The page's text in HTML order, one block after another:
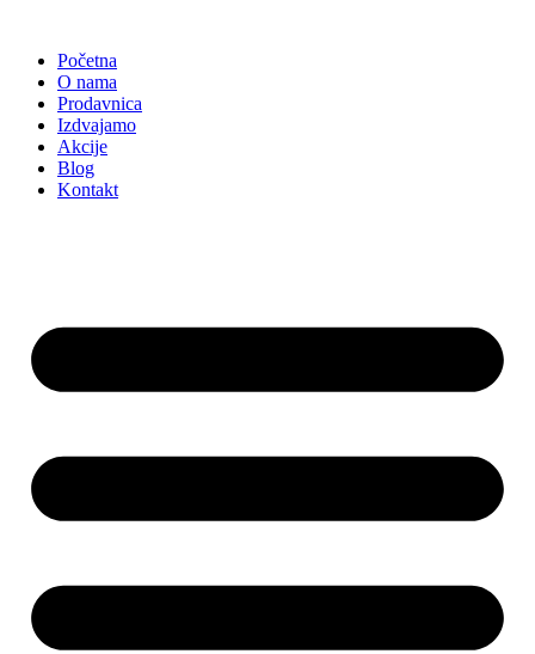
sadržajPočetna
O nama
Prodavnica
Izdvajamo
Akcije
Blog
Kontakt